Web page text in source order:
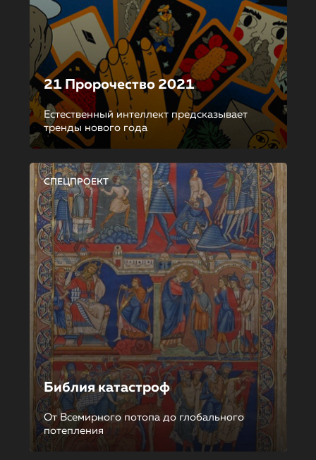
21 Пророчество 2021
Естественный интеллект предсказывает
тренды нового года
СПЕЦПРОЕКТ
Библия катастроф
От Всемирного потопа до глобального
потепления